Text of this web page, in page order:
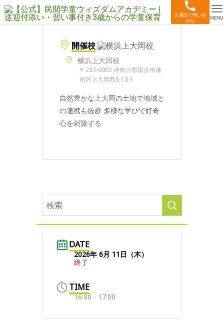
お電話で問い合
わせ
MENU
開催校
横浜上大岡校
〒233-0002 神奈川県横浜市港
南区上大岡西3-10-1
自然豊かな上大岡の土地で地域と
の連携も抜群 多様な学びで好奇
心を刺激する
DATE
2026年 6月 11日（木）
終了
TIME
16:00 - 17:00